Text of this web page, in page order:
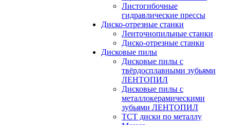
Листогибочные
гидравлические прессы
Диско-отрезные станки
Ленточнопильные станки
Диско-отрезные станки
Дисковые пилы
Дисковые пилы с
твёрдосплавными зубьями
ЛЕНТОПИЛ
Дисковые пилы с
металлокерамическими
зубьями ЛЕНТОПИЛ
ТСТ диски по металлу